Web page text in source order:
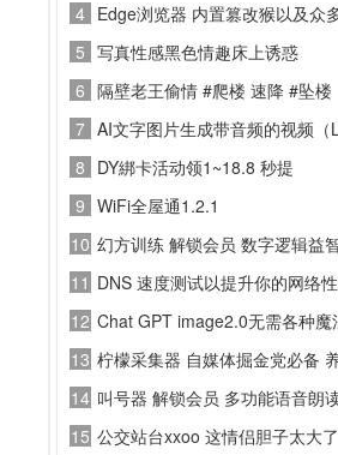
4 Edge浏览器 内置篡改猴以及众多脚本，访问
5 写真性感黑色情趣床上诱惑
6 隔壁老王偷情 #爬楼 速降 #坠楼
7 AI文字图片生成带音频的视频（LTX-2.3
8 DY綁卡活动领1~18.8 秒提
9 WiFi全屋通1.2.1
10 幻方训练 解锁会员 数字逻辑益
11 DNS 速度测试以提升你的网络
12 Chat GPT image2.0无需各种魔法和各种
13 柠檬采集器 自媒体掘金党必备 养号
14 叫号器 解锁会员 多功能语音朗
15 公交站台xxoo 这情侣胆子太大了